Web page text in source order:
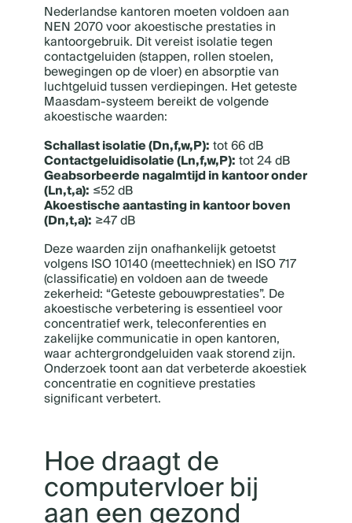
Nederlandse kantoren moeten voldoen aan
NEN 2070 voor akoestische prestaties in
kantoorgebruik. Dit vereist isolatie tegen
contactgeluiden (stappen, rollen stoelen,
bewegingen op de vloer) en absorptie van
luchtgeluid tussen verdiepingen. Het geteste
Maasdam-systeem bereikt de volgende
akoestische waarden:
Schallast isolatie (Dn,f,w,P):tot 66 dB
Contactgeluidisolatie (Ln,f,w,P):tot 24 dB
Geabsorbeerde nagalmtijd in kantoor onder
(Ln,t,a): ≤52 dB
Akoestische aantasting in kantoor boven
(Dn,t,a): ≥47 dB
Deze waarden zijn onafhankelijk getoetst
volgens ISO 10140 (meettechniek) en ISO 717
(classificatie) en voldoen aan de tweede
zekerheid: “Geteste gebouwprestaties”. De
akoestische verbetering is essentieel voor
concentratief werk, teleconferenties en
zakelijke communicatie in open kantoren,
waar achtergrondgeluiden vaak storend zijn.
Onderzoek toont aan dat verbeterde akoestiek
concentratie en cognitieve prestaties
significant verbetert.
Hoe draagt de
computervloer bij
aan een gezond